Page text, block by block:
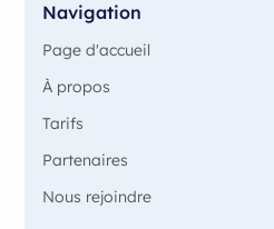
Navigation
Page d'accueil
À propos
Tarifs
Partenaires
Nous rejoindre